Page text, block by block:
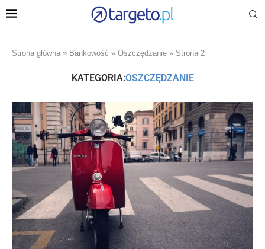
Strona główna » Bankowość » Oszczędzanie » Strona 2
KATEGORIA:OSZCZĘDZANIE